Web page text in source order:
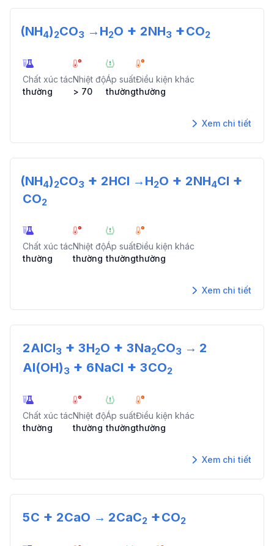
(NH4)2CO3 →H2O + 2NH3 +CO2
Chất xúc tác
thường
Nhiệt độ
> 70
Áp suất
thường
Điều kiện khác
thường
Xem chi tiết
(NH4)2CO3 + 2HCl →H2O + 2NH4Cl +
CO2
Chất xúc tác
thường
Nhiệt độ
thường
Áp suất
thường
Điều kiện khác
thường
Xem chi tiết
2AlCl3 + 3H2O + 3Na2CO3 → 2
Al(OH)3 + 6NaCl + 3CO2
Chất xúc tác
thường
Nhiệt độ
thường
Áp suất
thường
Điều kiện khác
thường
Xem chi tiết
5C + 2CaO → 2CaC2 +CO2